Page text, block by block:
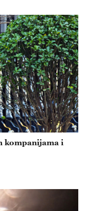
kompanijama i